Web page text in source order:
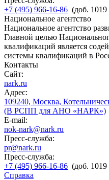
+7 (495) 966-16-86 (доб.
Национальное агентство
Национальное агентство
Главной целью
квалификаций является
системы квалификаций в
Контакты
Сайт:
nark.ru
Адрес:
109240, Москва,
(В РСПП для АНО «НАРК»)
E-mail:
nok-nark@nark.ru
Пресс-служба:
pr@nark.ru
Пресс-служба:
+7 (495) 966-16-86 (доб.
Справка